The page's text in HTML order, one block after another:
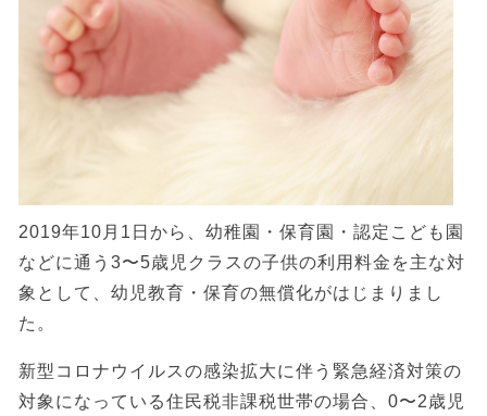
2019年10月1日から、幼稚園・保育園・認定こども園
などに通う3〜5歳児クラスの子供の利用料金を主な対
象として、幼児教育・保育の無償化がはじまりまし
た。
新型コロナウイルスの感染拡大に伴う緊急経済対策の
対象になっている住民税非課税世帯の場合、0〜2歳児